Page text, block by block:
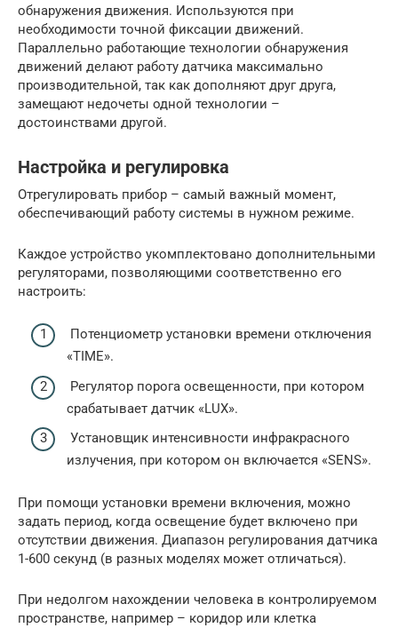
обнаружения движения. Используются при
необходимости точной фиксации движений.
Параллельно работающие технологии обнаружения
движений делают работу датчика максимально
производительной, так как дополняют друг друга,
замещают недочеты одной технологии –
достоинствами другой.
Настройка и регулировка
Отрегулировать прибор – самый важный момент,
обеспечивающий работу системы в нужном режиме.
Каждое устройство укомплектовано дополнительными
регуляторами, позволяющими соответственно его
настроить:
Потенциометр установки времени отключения
«TIME».
Регулятор порога освещенности, при котором
срабатывает датчик «LUX».
Установщик интенсивности инфракрасного
излучения, при котором он включается «SENS».
При помощи установки времени включения, можно
задать период, когда освещение будет включено при
отсутствии движения. Диапазон регулирования датчика
1-600 секунд (в разных моделях может отличаться).
При недолгом нахождении человека в контролируемом
пространстве, например – коридор или клетка